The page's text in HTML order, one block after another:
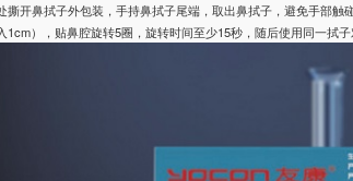
撕开鼻拭子外包装，手持鼻拭子尾端，取出鼻拭子，避免手部
1cm），贴鼻腔旋转5圈，旋转时间至少15秒，随后使用同一拭子